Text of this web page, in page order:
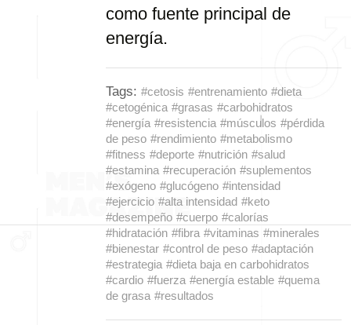
como fuente principal de
energía.
Tags: #cetosis #entrenamiento #dieta
#cetogénica #grasas #carbohidratos
#energía #resistencia #músculos #pérdida
de peso #rendimiento #metabolismo
#fitness #deporte #nutrición #salud
#estamina #recuperación #suplementos
#exógeno #glucógeno #intensidad
#ejercicio #alta intensidad #keto
#desempeño #cuerpo #calorías
#hidratación #fibra #vitaminas #minerales
#bienestar #control de peso #adaptación
#estrategia #dieta baja en carbohidratos
#cardio #fuerza #energía estable #quema
de grasa #resultados